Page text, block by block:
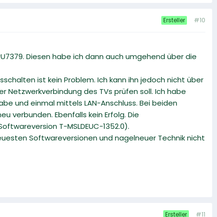
Ersteller #10
Diesen habe ich dann auch umgehend über die
ist kein Problem. Ich kann ihn jedoch nicht über
Netzwerkverbindung des TVs prüfen soll. Ich habe
und einmal mittels LAN-Anschluss. Bei beiden
verbunden. Ebenfalls kein Erfolg. Die
T-MSLDEUC-1352.0).
Softwareversionen und nagelneuer Technik nicht
Ersteller #11